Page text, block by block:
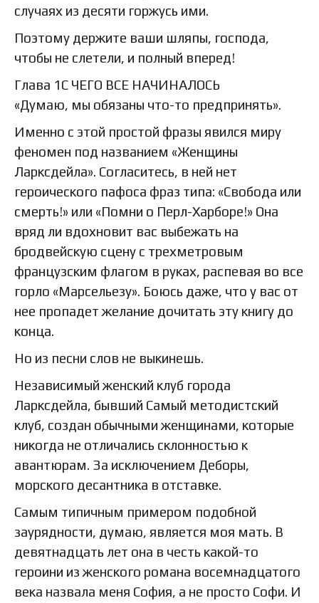
случаях из десяти горжусь ими.
Поэтому держите ваши шляпы, господа,
чтобы не слетели, и полный вперед!
Глава 1С ЧЕГО ВСЕ НАЧИНАЛОСЬ
«Думаю, мы обязаны что-то предпринять».
Именно с этой простой фразы явился миру
феномен под названием «Женщины
Ларксдейла». Согласитесь, в ней нет
героического пафоса фраз типа: «Свобода или
смерть!» или «Помни о Перл-Харборе!» Она
вряд ли вдохновит вас выбежать на
бродвейскую сцену с трехметровым
французским флагом в руках, распевая во все
горло «Марсельезу». Боюсь даже, что у вас от
нее пропадет желание дочитать эту книгу до
конца.
Но из песни слов не выкинешь.
Независимый женский клуб города
Ларксдейла, бывший Самый методистский
клуб, создан обычными женщинами, которые
никогда не отличались склонностью к
авантюрам. За исключением Деборы,
морского десантника в отставке.
Самым типичным примером подобной
заурядности, думаю, является моя мать. В
девятнадцать лет она в честь какой-то
героини из женского романа восемнадцатого
века назвала меня София, а не просто Софи. И